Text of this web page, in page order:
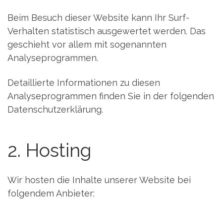
Beim Besuch dieser Website kann Ihr Surf-
Verhalten statistisch ausgewertet werden. Das
geschieht vor allem mit sogenannten
Analyseprogrammen.
Detaillierte Informationen zu diesen
Analyseprogrammen finden Sie in der folgenden
Datenschutzerklärung.
2. Hosting
Wir hosten die Inhalte unserer Website bei
folgendem Anbieter: